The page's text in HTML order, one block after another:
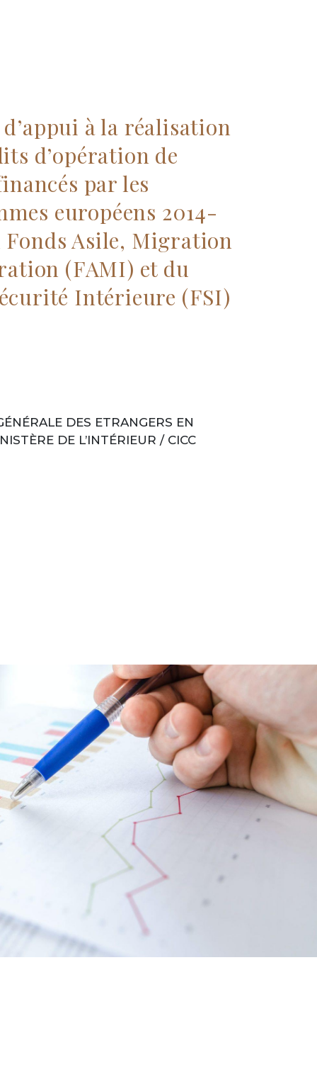
à la réalisation
d’opération de
par les
européens 2014-
Fonds Asile, Migration
(FAMI) et du
Intérieure (FSI)
DES ETRANGERS EN
DE L’INTÉRIEUR / CICC